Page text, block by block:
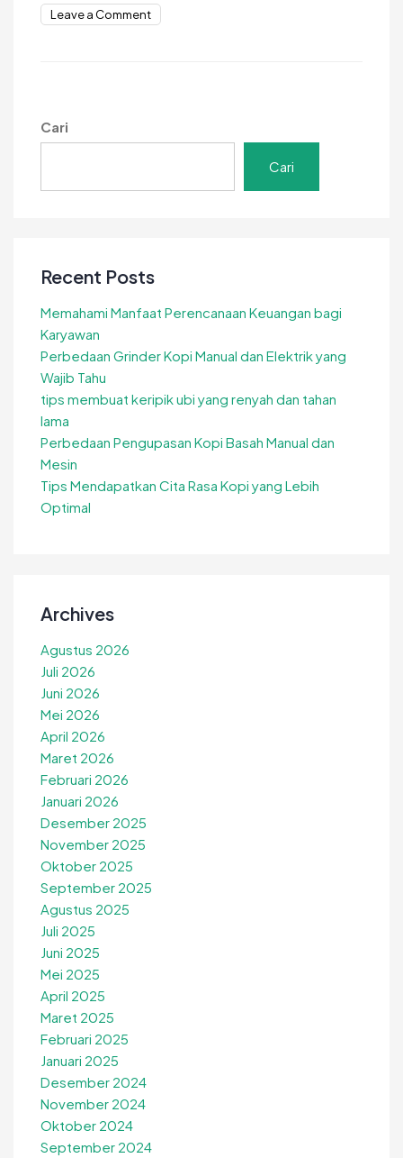
Leave a Commenton
Kualitas
Cari
Cari
Recent Posts
Memahami Manfaat Perencanaan Keuangan bagi
Karyawan
Perbedaan Grinder Kopi Manual dan Elektrik yang
Wajib Tahu
tips membuat keripik ubi yang renyah dan tahan
lama
Perbedaan Pengupasan Kopi Basah Manual dan
Mesin
Tips Mendapatkan Cita Rasa Kopi yang Lebih
Optimal
Archives
Agustus 2026
Juli 2026
Juni 2026
Mei 2026
April 2026
Maret 2026
Februari 2026
Januari 2026
Desember 2025
November 2025
Oktober 2025
September 2025
Agustus 2025
Juli 2025
Juni 2025
Mei 2025
April 2025
Maret 2025
Februari 2025
Januari 2025
Desember 2024
November 2024
Oktober 2024
September 2024